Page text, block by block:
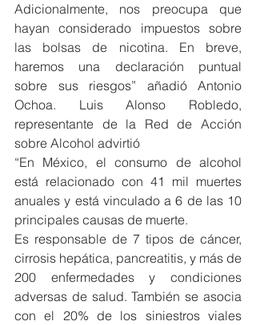
Adicionalmente, nos preocupa que
hayan considerado impuestos sobre
las bolsas de nicotina. En breve,
haremos una declaración puntual
sobre sus riesgos” añadió Antonio
Ochoa. Luis Alonso Robledo,
representante de la Red de Acción
sobre Alcohol advirtió
“En México, el consumo de alcohol
está relacionado con 41 mil muertes
anuales y está vinculado a 6 de las 10
principales causas de muerte.
Es responsable de 7 tipos de cáncer,
cirrosis hepática, pancreatitis, y más de
200 enfermedades y condiciones
adversas de salud. También se asocia
con el 20% de los siniestros viales